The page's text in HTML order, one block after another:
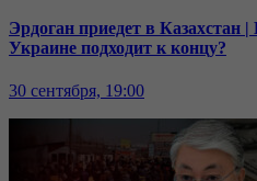
Эрдоган приедет в Казахстан
Украине подходит к концу?
30 сентября, 19:00